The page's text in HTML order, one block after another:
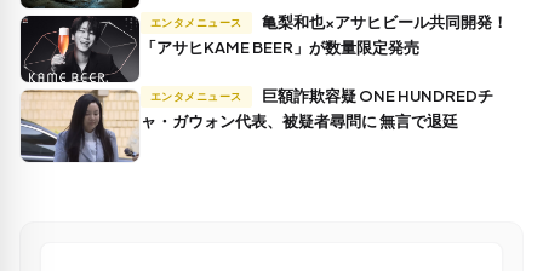
エンタメニュース
「アサヒKAME BEER」が数量限定発売
エンタメニュース
ャ・ガウォン代表、被疑者尋問に 無言で退廷